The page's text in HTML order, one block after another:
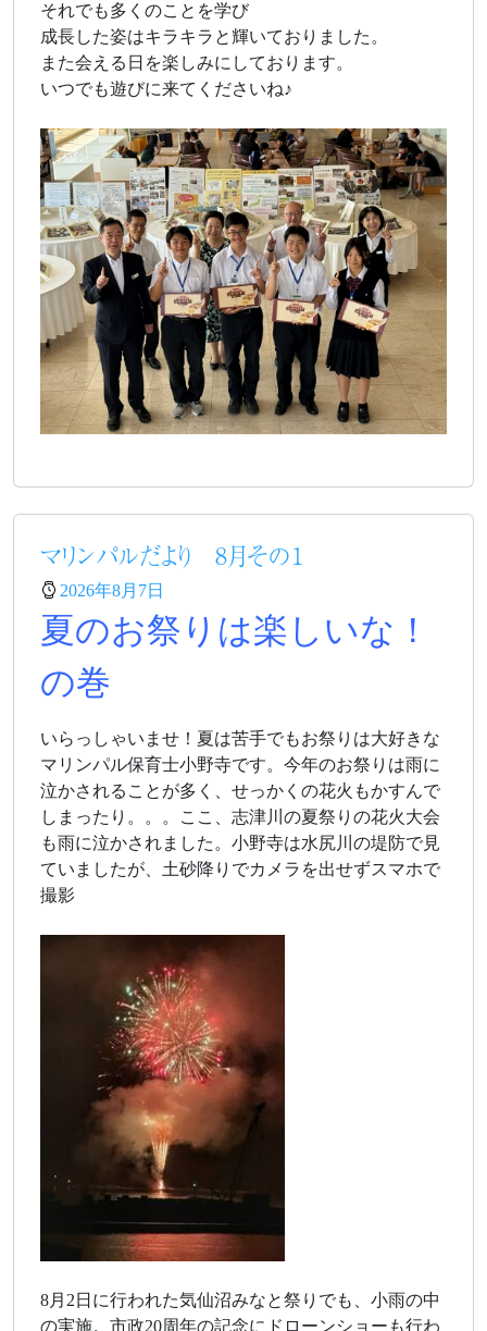
それでも多くのことを学び
成長した姿はキラキラと輝いておりました。
また会える日を楽しみにしております。
いつでも遊びに来てくださいね♪
マリンパルだより 8月その１
2026年8月7日
夏のお祭りは楽しいな！
の巻
いらっしゃいませ！夏は苦手でもお祭りは大好きな
マリンパル保育士小野寺です。今年のお祭りは雨に
泣かされることが多く、せっかくの花火もかすんで
しまったり。。。ここ、志津川の夏祭りの花火大会
も雨に泣かされました。小野寺は水尻川の堤防で見
ていましたが、土砂降りでカメラを出せずスマホで
撮影
8月2日に行われた気仙沼みなと祭りでも、小雨の中
の実施。市政20周年の記念にドローンショーも行わ